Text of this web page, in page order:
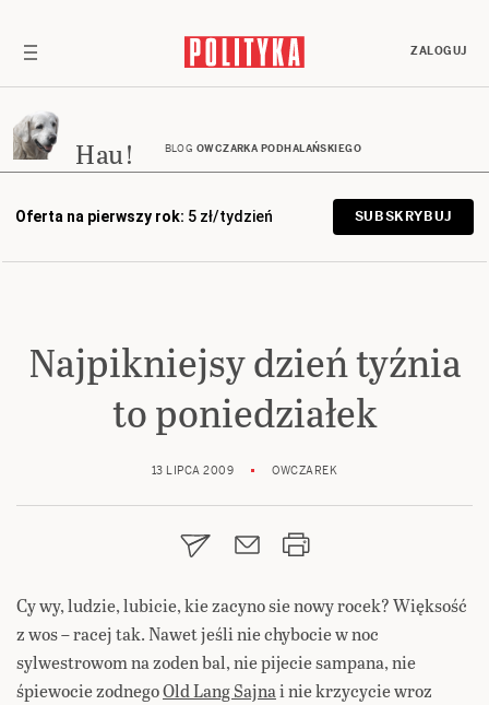
ZALOGUJ
Hau! BLOG OWCZARKA PODHALAŃSKIEGO
Oferta na pierwszy rok: 5 zł/tydzień SUBSKRYBUJ
Najpikniejsy dzień tyźnia
to poniedziałek
13 LIPCA 2009 OWCZAREK
Cy wy, ludzie, lubicie, kie zacyno sie nowy rocek? Więksość
z wos – racej tak. Nawet jeśli nie chybocie w noc
sylwestrowom na zoden bal, nie pijecie sampana, nie
śpiewocie zodnegoOld Lang Sajnai nie krzycycie wroz